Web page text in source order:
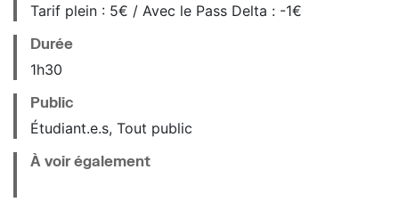
Tarif plein : 5€ / Avec le Pass Delta : -1€
Durée
1h30
Public
Étudiant.e.s, Tout public
À voir également